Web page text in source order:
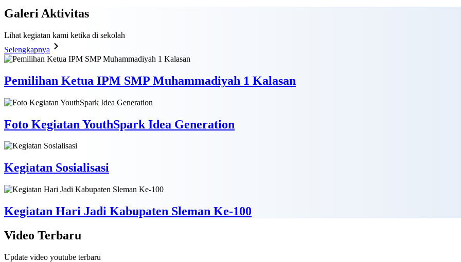
Galeri Aktivitas
Lihat kegiatan kami ketika di sekolah
Selengkapnya
Pemilihan Ketua IPM SMP Muhammadiyah 1 Kalasan
Foto Kegiatan YouthSpark Idea Generation
Kegiatan Sosialisasi
Kegiatan Hari Jadi Kabupaten Sleman Ke-100
Video Terbaru
Update video youtube terbaru